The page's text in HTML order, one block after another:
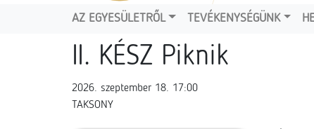
AZ EGYESÜLETRŐL TEVÉKENYSÉGÜNK
II. KÉSZ Piknik
2026. szeptember 18. 17:00
TAKSONY